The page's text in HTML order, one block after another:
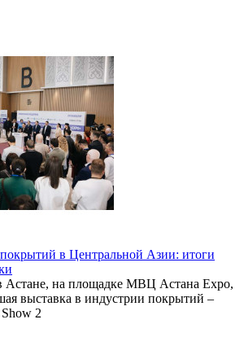
в Центральной Азии: итоги
Астане, на площадке МВЦ Астана Expo,
выставка в индустрии покрытий –
2